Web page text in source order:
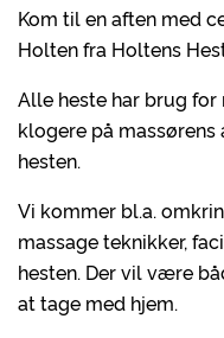
Kom til en aften med
Holten fra Holtens
Alle heste har brug
klogere på
hesten.
Vi kommer bl.a.
massage teknikker,
hesten. Der vil være
at tage med hjem.